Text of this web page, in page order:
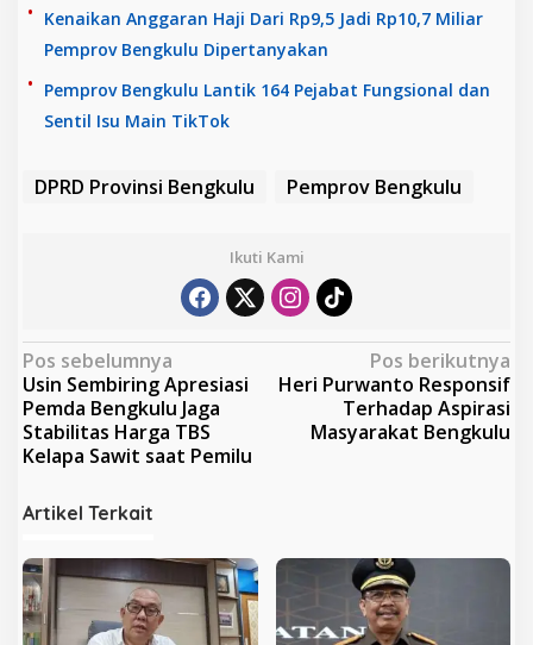
Kenaikan Anggaran Haji Dari Rp9,5 Jadi Rp10,7 Miliar
Pemprov Bengkulu Dipertanyakan
Pemprov Bengkulu Lantik 164 Pejabat Fungsional dan
Sentil Isu Main TikTok
DPRD Provinsi Bengkulu Pemprov Bengkulu
Ikuti Kami
N
a
v
i
g
a
s
i
p
Pos sebelumnya
Usin Sembiring Apresiasi
Pemda Bengkulu Jaga
Stabilitas Harga TBS
Kelapa Sawit saat Pemilu
Pos berikutnya
Heri Purwanto Responsif
Terhadap Aspirasi
Masyarakat Bengkulu
Artikel Terkait